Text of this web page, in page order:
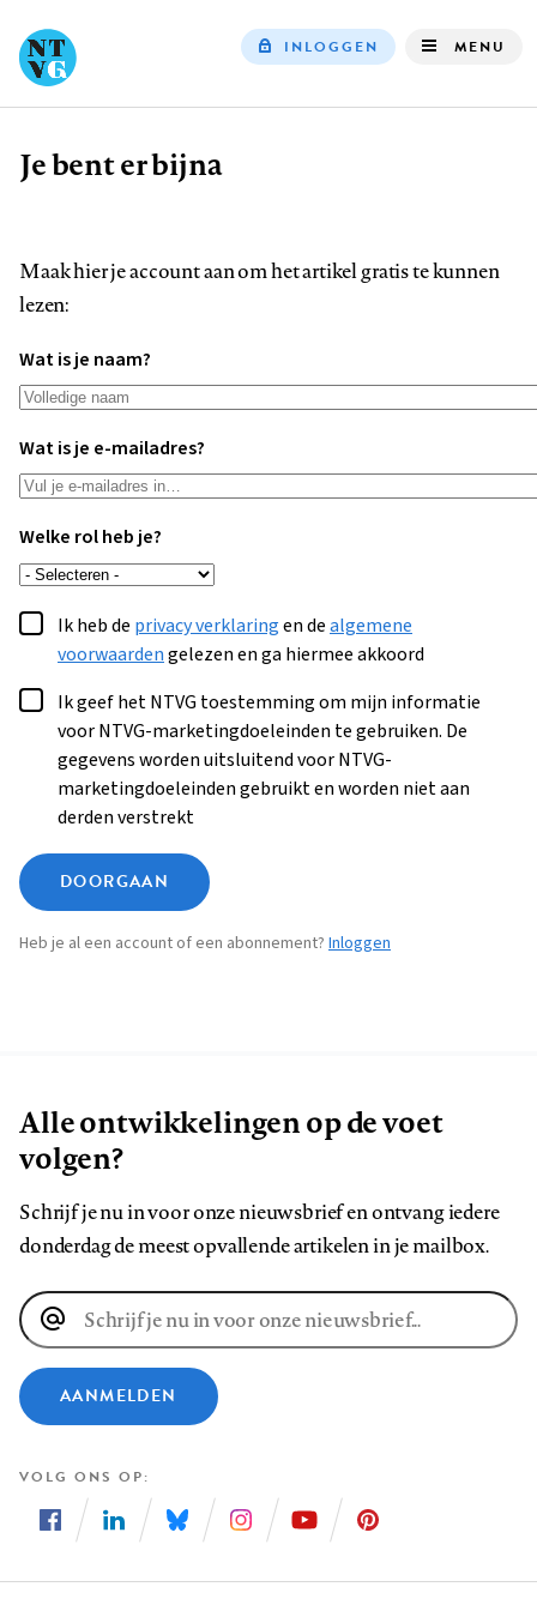
INLOGGEN MENU
Kruimelpad
Je bent er bijna
Maak hier je account aan om het artikel gratis te kunnen
lezen:
Wat is je naam?
Wat is je e-mailadres?
Welke rol heb je?
Ik heb de privacy verklaringen dealgemene
voorwaardengelezen en ga hiermee akkoord
Ik geef het NTVG toestemming om mijn informatie
voor NTVG-marketingdoeleinden te gebruiken. De
gegevens worden uitsluitend voor NTVG-
marketingdoeleinden gebruikt en worden niet aan
derden verstrekt
DOORGAAN
Heb je al een account of een abonnement? Inloggen
Alle ontwikkelingen op de voet
volgen?
Schrijf je nu in voor onze nieuwsbrief en ontvang iedere
donderdag de meest opvallende artikelen in je mailbox.
E-
mailadres
AANMELDEN
VOLG ONS OP
ons
ons
ons
ons
ons
ons